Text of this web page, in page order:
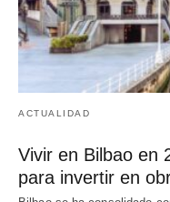
ACTUALIDAD
Vivir en Bilbao en
para invertir en